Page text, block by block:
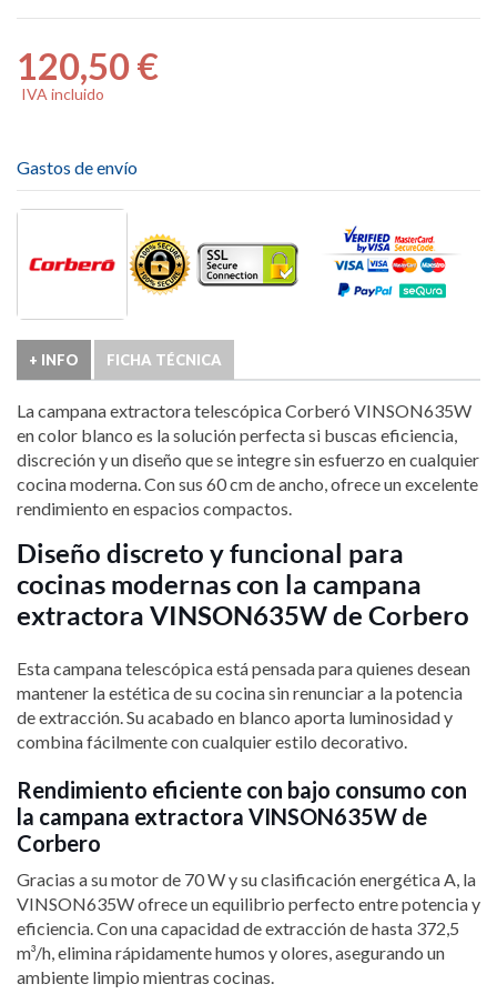
120,50 €
IVA incluido
Gastos de envío
+ INFO FICHA TÉCNICA
La campana extractora telescópica Corberó VINSON635W
en color blanco es la solución perfecta si buscas eficiencia,
discreción y un diseño que se integre sin esfuerzo en cualquier
cocina moderna. Con sus 60 cm de ancho, ofrece un excelente
rendimiento en espacios compactos.
Diseño discreto y funcional para
cocinas modernas con la campana
extractora VINSON635W de Corbero
Esta campana telescópica está pensada para quienes desean
mantener la estética de su cocina sin renunciar a la potencia
de extracción. Su acabado en blanco aporta luminosidad y
combina fácilmente con cualquier estilo decorativo.
Rendimiento eficiente con bajo consumo con
la campana extractora VINSON635W de
Corbero
Gracias a su motor de 70 W y su clasificación energética A, la
VINSON635W ofrece un equilibrio perfecto entre potencia y
eficiencia. Con una capacidad de extracción de hasta 372,5
m³/h, elimina rápidamente humos y olores, asegurando un
ambiente limpio mientras cocinas.